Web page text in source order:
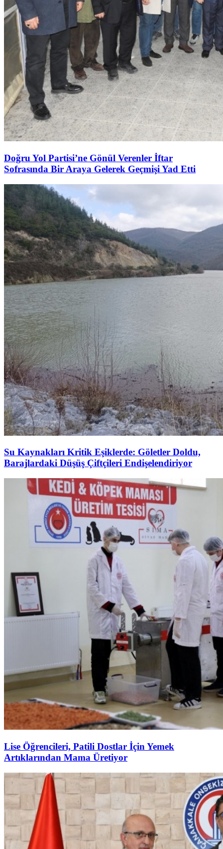
Doğru Yol Partisi’ne Gönül Verenler İftar
Sofrasında Bir Araya Gelerek Geçmişi Yad Etti
Su Kaynakları Kritik Eşiklerde: Göletler Doldu,
Barajlardaki Düşüş Çiftçileri Endişelendiriyor
Lise Öğrencileri, Patili Dostlar İçin Yemek
Artıklarından Mama Üretiyor